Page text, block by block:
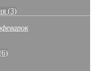
(3)